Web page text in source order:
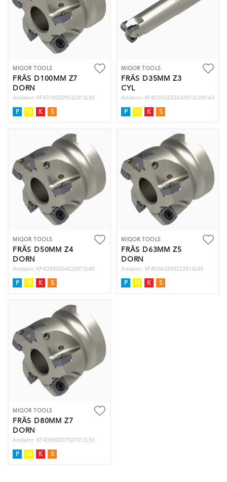
MIQOR TOOLS
FRÄS D100MM Z7
DORN
Artikelnr: KF4D100Z09S32X13L50
P M K S
MIQOR TOOLS
FRÄS D35MM Z3
CYL
Artikelnr: KF4D035Z03A32X13L250-63
P M K S
MIQOR TOOLS
FRÄS D50MM Z4
DORN
Artikelnr: KF4D050Z04S22X13L40
P M K S
MIQOR TOOLS
FRÄS D63MM Z5
DORN
Artikelnr: KF4D063Z05S22X13L40
P M K S
MIQOR TOOLS
FRÄS D80MM Z7
DORN
Artikelnr: KF4D080Z07S27X13L50
P M K S